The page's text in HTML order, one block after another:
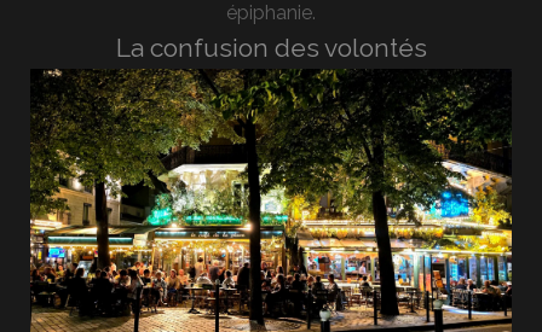
épiphanie.
La confusion des volontés